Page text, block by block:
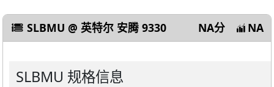
SLBMU @ 英特尔 安腾 9330 NA分 NA
SLBMU 规格信息